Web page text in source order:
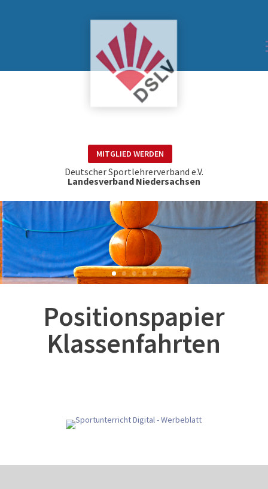
MITGLIED WERDEN
Deutscher Sportlehrerverband e.V.
Landesverband Niedersachsen
Positionspapier
Klassenfahrten